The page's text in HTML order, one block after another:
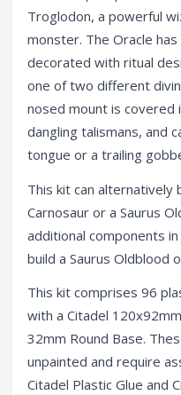
Troglodon, a powerful
monster. The Oracle
decorated with ritual
one of two different
nosed mount is covered
dangling talismans, and
tongue or a trailing
This kit can alternatively
Carnosaur or a Saurus
additional components
build a Saurus Oldblood
This kit comprises 96
with a Citadel
32mm Round Base.
unpainted and require
Citadel Plastic Glue and